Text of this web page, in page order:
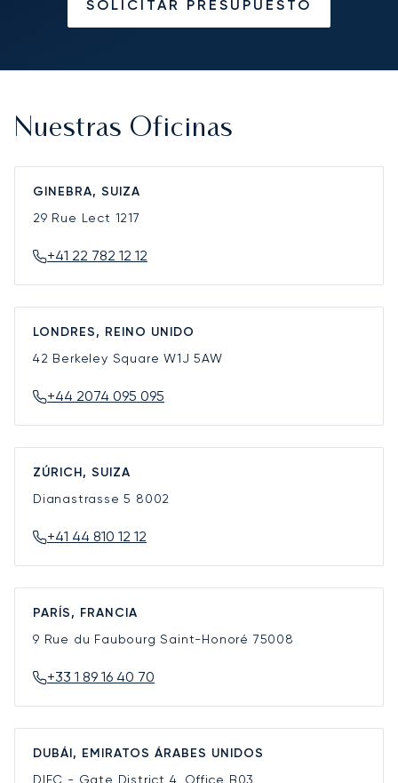
SOLICITAR PRESUPUESTO
Nuestras Oficinas
GINEBRA, SUIZA
29 Rue Lect 1217
+41 22 782 12 12
LONDRES, REINO UNIDO
42 Berkeley SquareW1J 5AW
+44 2074 095 095
ZÚRICH, SUIZA
Dianastrasse 5 8002
+41 44 810 12 12
PARÍS, FRANCIA
9 Rue du Faubourg Saint-Honoré 75008
+33 1 89 16 40 70
DUBÁI, EMIRATOS ÁRABES UNIDOS
DIFC - Gate District 4, Office B03